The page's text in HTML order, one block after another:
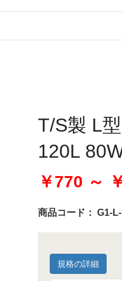
T/S製 L
120L
￥770 ～
商品コード：G1-
規格の詳細